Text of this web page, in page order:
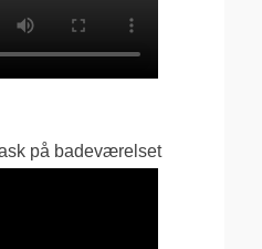
på badeværelset